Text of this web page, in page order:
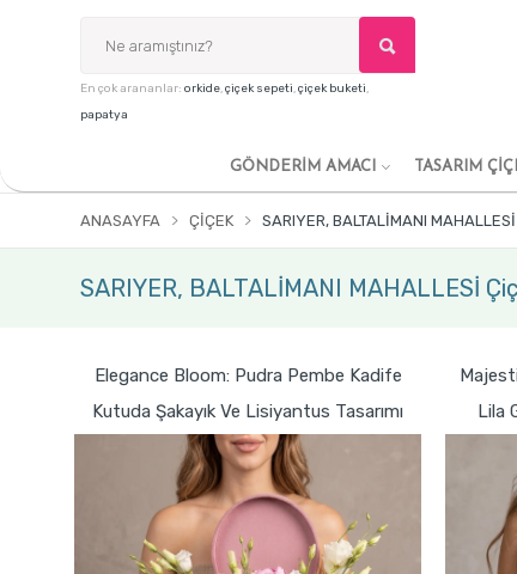
En çok arananlar: orkide,çiçek sepeti,çiçek buketi,
papatya
GÖNDERİM AMACI TASARIM
ANASAYFA ÇIÇEK SARIYER, BALTALİMANI
SARIYER, BALTALİMANI MAHALLESİ
Elegance Bloom: Pudra Pembe Kadife
Kutuda Şakayık Ve Lisiyantus Tasarımı
Lila